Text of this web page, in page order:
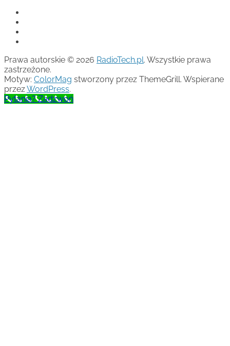
Prawa autorskie © 2026 RadioTech.pl. Wszystkie prawa
zastrzeżone.
Motyw: ColorMag stworzony przez ThemeGrill. Wspierane
przezWordPress.
Pytania? Zadzwoń